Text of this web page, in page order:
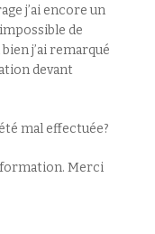
j’ai encore un
de
j’ai remarqué
devant
mal effectuée?
Merci